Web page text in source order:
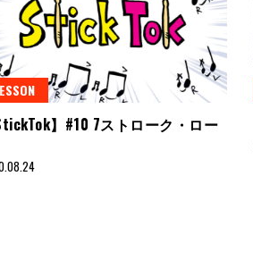
】#10 7ストローク・ロー